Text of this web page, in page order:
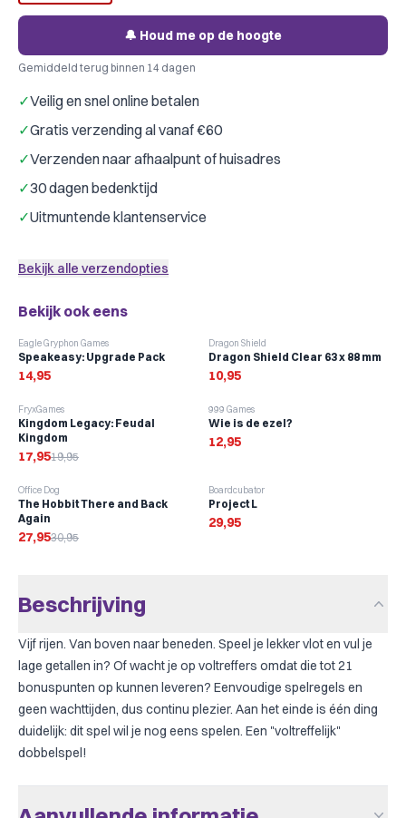
🔔 Houd me op de hoogte
Gemiddeld terug binnen 14 dagen
✓Veilig en snel online betalen
✓Gratis verzending al vanaf €60
✓Verzenden naar afhaalpunt of huisadres
✓30 dagen bedenktijd
✓Uitmuntende klantenservice
Bekijk alle verzendopties
Bekijk ook eens
Eagle Gryphon Games
Speakeasy: Upgrade Pack
14,95
Dragon Shield
Dragon Shield Clear 63 x 88 mm
10,95
-10%
FryxGames
Kingdom Legacy: Feudal
Kingdom
17,9519,95
999 Games
Wie is de ezel?
12,95
-10 %
Office Dog
The Hobbit There and Back
Again
27,9530,95
Boardcubator
Project L
29,95
Beschrijving
Vijf rijen. Van boven naar beneden. Speel je lekker vlot en vul je
lage getallen in? Of wacht je op voltreffers omdat die tot 21
bonuspunten op kunnen leveren? Eenvoudige spelregels en
geen wachttijden, dus continu plezier. Aan het einde is één ding
duidelijk: dit spel wil je nog eens spelen. Een "voltreffelijk"
dobbelspel!